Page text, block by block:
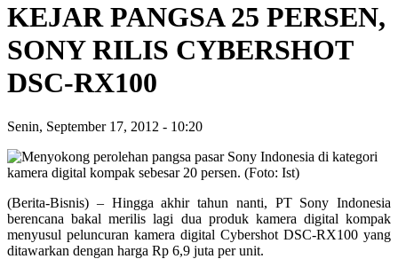
KEJAR PANGSA 25 PERSEN,
SONY RILIS CYBERSHOT
DSC-RX100
Senin, September 17, 2012 - 10:20
(Berita-Bisnis) – Hingga akhir tahun nanti, PT Sony Indonesia
berencana bakal merilis lagi dua produk kamera digital kompak
menyusul peluncuran kamera digital Cybershot DSC-RX100 yang
ditawarkan dengan harga Rp 6,9 juta per unit.